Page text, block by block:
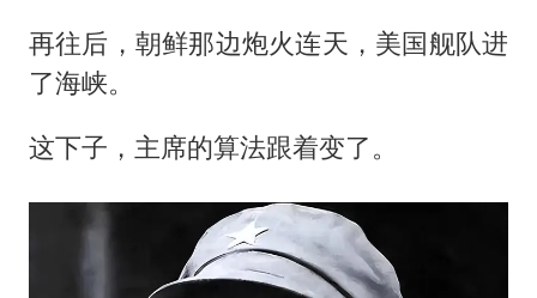
再往后，朝鲜那边炮火连天，美国舰队进
了海峡。
这下子，主席的算法跟着变了。